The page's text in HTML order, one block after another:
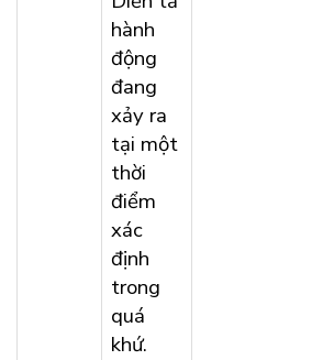
hành
động
đang
xảy ra
tại một
thời
điểm
xác
định
trong
quá
khứ.